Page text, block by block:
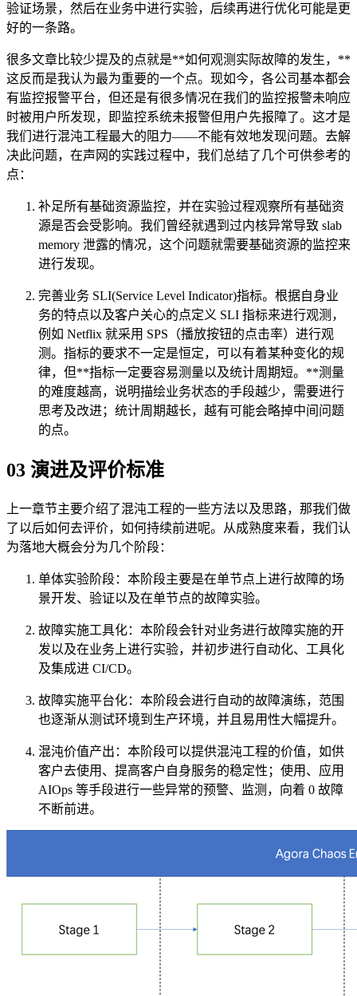
验证场景，然后在业务中进行实验，后续再进行优化可能是更
好的一条路。
很多文章比较少提及的点就是**如何观测实际故障的发生，**
这反而是我认为最为重要的一个点。现如今，各公司基本都会
有监控报警平台，但还是有很多情况在我们的监控报警未响应
时被用户所发现，即监控系统未报警但用户先报障了。这才是
我们进行混沌工程最大的阻力——不能有效地发现问题。去解
决此问题，在声网的实践过程中，我们总结了几个可供参考的
点：
补足所有基础资源监控，并在实验过程观察所有基础资
源是否会受影响。我们曾经就遇到过内核异常导致 slab
memory 泄露的情况，这个问题就需要基础资源的监控来
进行发现。
完善业务 SLI(Service Level Indicator)指标。根据自身业
务的特点以及客户关心的点定义 SLI 指标来进行观测，
例如 Netflix 就采用 SPS（播放按钮的点击率）进行观
测。指标的要求不一定是恒定，可以有着某种变化的规
律，但**指标一定要容易测量以及统计周期短。**测量
的难度越高，说明描绘业务状态的手段越少，需要进行
思考及改进；统计周期越长，越有可能会略掉中间问题
的点。
03 演进及评价标准
上一章节主要介绍了混沌工程的一些方法以及思路，那我们做
了以后如何去评价，如何持续前进呢。从成熟度来看，我们认
为落地大概会分为几个阶段：
单体实验阶段：本阶段主要是在单节点上进行故障的场
景开发、验证以及在单节点的故障实验。
故障实施工具化：本阶段会针对业务进行故障实施的开
发以及在业务上进行实验，并初步进行自动化、工具化
及集成进 CI/CD。
故障实施平台化：本阶段会进行自动的故障演练，范围
也逐渐从测试环境到生产环境，并且易用性大幅提升。
混沌价值产出：本阶段可以提供混沌工程的价值，如供
客户去使用、提高客户自身服务的稳定性；使用、应用
AIOps 等手段进行一些异常的预警、监测，向着 0 故障
不断前进。